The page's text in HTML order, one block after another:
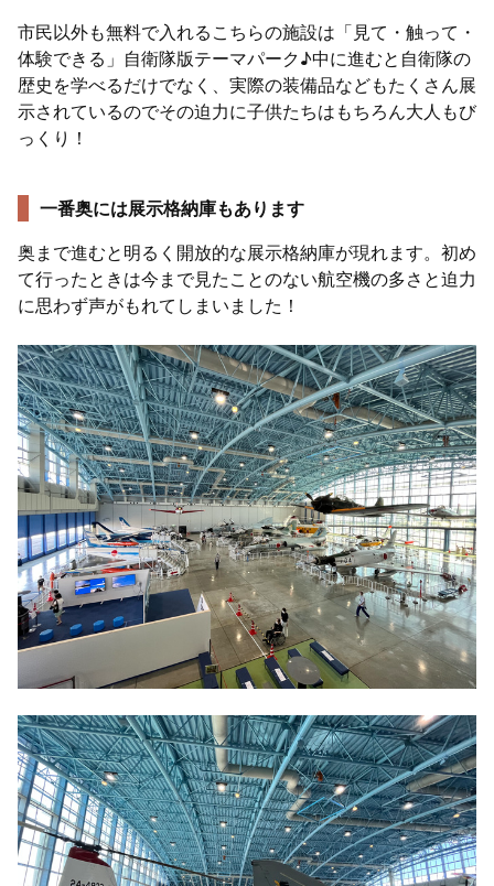
市民以外も無料で入れるこちらの施設は「見て・触って・
体験できる」自衛隊版テーマパーク♪中に進むと自衛隊の
歴史を学べるだけでなく、実際の装備品などもたくさん展
示されているのでその迫力に子供たちはもちろん大人もび
っくり！
一番奥には展示格納庫もあります
奥まで進むと明るく開放的な展示格納庫が現れます。初め
て行ったときは今まで見たことのない航空機の多さと迫力
に思わず声がもれてしまいました！